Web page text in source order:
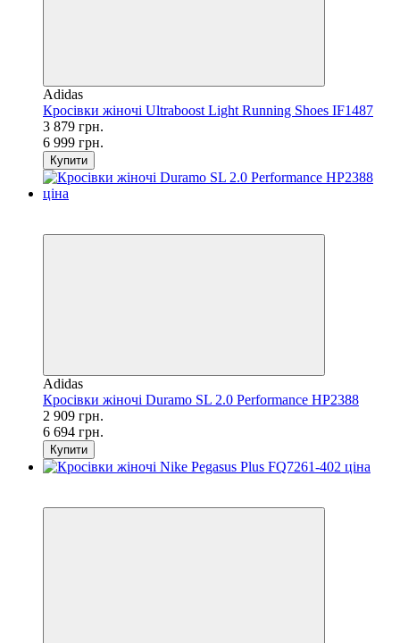
Adidas
Кросівки жіночі Ultraboost Light Running Shoes IF1487
3 879 грн.
6 999 грн.
Купити
Adidas
Кросівки жіночі Duramo SL 2.0 Performance HP2388
2 909 грн.
6 694 грн.
Купити